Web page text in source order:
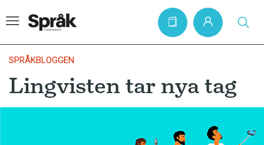
Hem
SPRÅKBLOGGEN
Lingvisten tar nya tag